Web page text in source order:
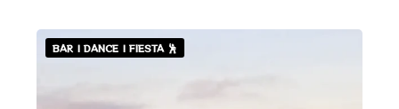
BAR | DANCE | FIESTA 🕺